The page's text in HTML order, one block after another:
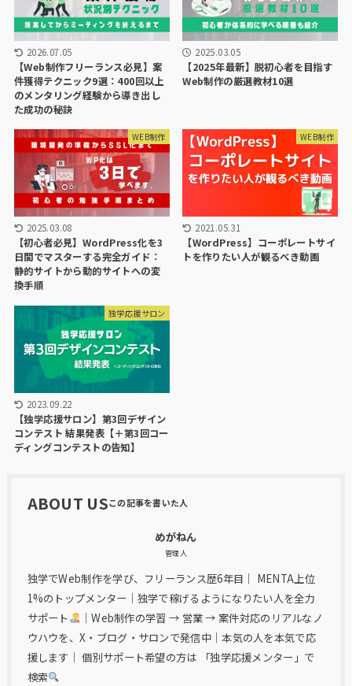
2026.07.05
【Web制作フリーランス必見】案
件獲得テクニック9選：400回以上
のメンタリング経験から導き出し
た成功の秘訣
2025.03.05
【2025年最新】脱初心者を目指す
Web制作の厳選教材10選
WEB制作
2025.03.08
【初心者必見】WordPress化を3
日間でマスターする完全ガイド：
静的サイトから動的サイトへの変
換手順
WEB制作
2021.05.31
【WordPress】コーポレートサイ
トを作りたい人が観るべき動画
独学応援サロン
2023.09.22
【独学応援サロン】第3回デザイン
コンテスト 結果発表【＋第3回コー
ディングコンテストの告知】
ABOUT US
めがねん
管理人
独学でWeb制作を学び、フリーランス歴6年目｜ MENTA上位
1%のトップメンター｜独学で稼げるようになりたい人を全力
サポート
｜Web制作の学習 → 営業 → 案件対応のリアルなノ
ウハウを、X・ブログ・サロンで発信中｜本気の人を本気で応
援します｜ 個別サポート希望の方は 「独学応援メンター」で
検索